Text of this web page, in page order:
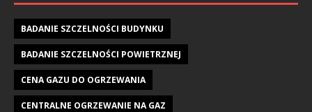
BADANIE SZCZELNOŚCI BUDYNKU
BADANIE SZCZELNOŚCI POWIETRZNEJ
CENA GAZU DO OGRZEWANIA
CENTRALNE OGRZEWANIE NA GAZ